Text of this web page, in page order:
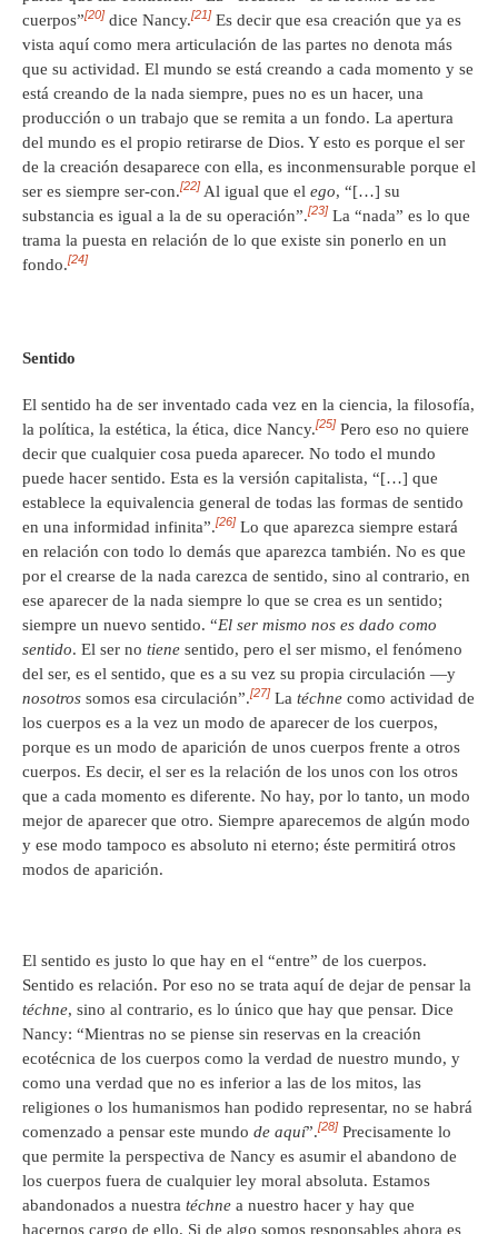
cuerpos”[20] dice Nancy.[21] Es decir que esa creación que ya es
vista aquí como mera articulación de las partes no denota más
que su actividad. El mundo se está creando a cada momento y se
está creando de la nada siempre, pues no es un hacer, una
producción o un trabajo que se remita a un fondo. La apertura
del mundo es el propio retirarse de Dios. Y esto es porque el ser
de la creación desaparece con ella, es inconmensurable porque el
ser es siempre ser-con.[22] Al igual que el ego, “[…] su
substancia es igual a la de su operación”.[23] La “nada” es lo que
trama la puesta en relación de lo que existe sin ponerlo en un
fondo.[24]
Sentido
El sentido ha de ser inventado cada vez en la ciencia, la filosofía,
la política, la estética, la ética, dice Nancy.[25] Pero eso no quiere
decir que cualquier cosa pueda aparecer. No todo el mundo
puede hacer sentido. Esta es la versión capitalista, “[…] que
establece la equivalencia general de todas las formas de sentido
en una informidad infinita”.[26] Lo que aparezca siempre estará
en relación con todo lo demás que aparezca también. No es que
por el crearse de la nada carezca de sentido, sino al contrario, en
ese aparecer de la nada siempre lo que se crea es un sentido;
siempre un nuevo sentido. “El ser mismo nos es dado como
sentido. El ser no tiene sentido, pero el ser mismo, el fenómeno
del ser, es el sentido, que es a su vez su propia circulación —y
nosotros somos esa circulación”.[27] La téchne como actividad de
los cuerpos es a la vez un modo de aparecer de los cuerpos,
porque es un modo de aparición de unos cuerpos frente a otros
cuerpos. Es decir, el ser es la relación de los unos con los otros
que a cada momento es diferente. No hay, por lo tanto, un modo
mejor de aparecer que otro. Siempre aparecemos de algún modo
y ese modo tampoco es absoluto ni eterno; éste permitirá otros
modos de aparición.
El sentido es justo lo que hay en el “entre” de los cuerpos.
Sentido es relación. Por eso no se trata aquí de dejar de pensar la
téchne, sino al contrario, es lo único que hay que pensar. Dice
Nancy: “Mientras no se piense sin reservas en la creación
ecotécnica de los cuerpos como la verdad de nuestro mundo, y
como una verdad que no es inferior a las de los mitos, las
religiones o los humanismos han podido representar, no se habrá
comenzado a pensar este mundo de aquí”.[28] Precisamente lo
que permite la perspectiva de Nancy es asumir el abandono de
los cuerpos fuera de cualquier ley moral absoluta. Estamos
abandonados a nuestra téchne a nuestro hacer y hay que
hacernos cargo de ello. Si de algo somos responsables ahora es